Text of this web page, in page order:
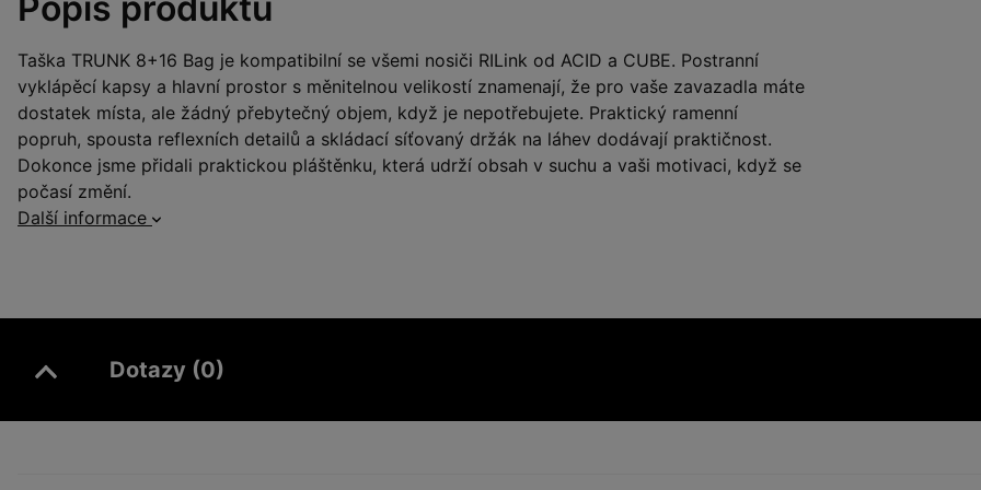
Popis produktu
Taška TRUNK 8+16 Bag je kompatibilní se všemi nosiči RILink od ACID a CUBE. Postranní
vyklápěcí kapsy a hlavní prostor s měnitelnou velikostí znamenají, že pro vaše zavazadla máte
dostatek místa, ale žádný přebytečný objem, když je nepotřebujete. Praktický ramenní
popruh, spousta reflexních detailů a skládací síťovaný držák na láhev dodávají praktičnost.
Dokonce jsme přidali praktickou pláštěnku, která udrží obsah v suchu a vaši motivaci, když se
počasí změní.
Další informace
Dotazy (0)